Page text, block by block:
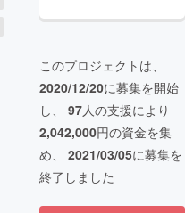
このプロジェクトは、
2020/12/20に募集を開始
し、 97人の支援により
2,042,000円の資金を集
め、 2021/03/05に募集を
終了しました